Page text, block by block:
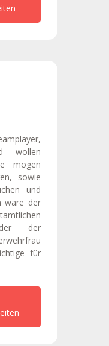
wollen
mögen
sowie
und
wäre der
der
für